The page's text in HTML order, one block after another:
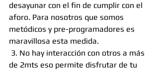
desayunar con el fin de cumplir con el
aforo. Para nosotros que somos
metódicos y pre-programadores es
maravillosa esta medida.
de 2mts eso permite disfrutar de tu